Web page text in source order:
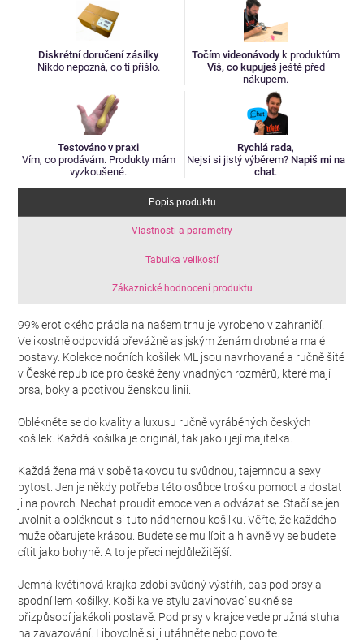
Diskrétní doručení zásilky
Nikdo nepozná, co ti přišlo.
Točím videonávody k produktům
Víš, co kupuješ ještě před
nákupem.
Testováno v praxi
Vím, co prodávám. Produkty mám
vyzkoušené.
Rychlá rada,
Nejsi si jistý výběrem? Napiš mi na
chat.
Popis produktu
Vlastnosti a parametry
Tabulka velikostí
Zákaznické hodnocení produktu
99% erotického prádla na našem trhu je vyrobeno v zahraničí.
Velikostně odpovídá převážně asijským ženám drobné a malé
postavy. Kolekce nočních košilek ML jsou navrhované a ručně šité
v České republice pro české ženy vnadných rozměrů, které mají
prsa, boky a poctivou ženskou linii.
Oblékněte se do kvality a luxusu ručně vyráběných českých
košilek. Každá košilka je originál, tak jako i její majitelka.
Každá žena má v sobě takovou tu svůdnou, tajemnou a sexy
bytost. Jen je někdy potřeba této osůbce trošku pomoct a dostat
ji na povrch. Nechat proudit emoce ven a odvázat se. Stačí se jen
uvolnit a obléknout si tuto nádhernou košilku. Věřte, že každého
muže očarujete krásou. Budete se mu líbit a hlavně vy se budete
cítit jako bohyně. A to je přeci nejdůležitější.
Jemná květinová krajka zdobí svůdný výstřih, pas pod prsy a
spodní lem košilky. Košilka ve stylu zavinovací sukně se
přizpůsobí jakékoli postavě. Pod prsy v krajce vede pružná stuha
na zavazování. Libovolně si ji utáhněte nebo povolte.